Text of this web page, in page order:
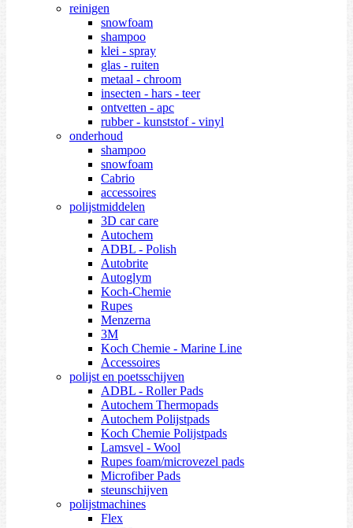
reinigen
snowfoam
shampoo
klei - spray
glas - ruiten
metaal - chroom
insecten - hars - teer
ontvetten - apc
rubber - kunststof - vinyl
onderhoud
shampoo
snowfoam
Cabrio
accessoires
polijstmiddelen
3D car care
Autochem
ADBL - Polish
Autobrite
Autoglym
Koch-Chemie
Rupes
Menzerna
3M
Koch Chemie - Marine Line
Accessoires
polijst en poetsschijven
ADBL - Roller Pads
Autochem Thermopads
Autochem Polijstpads
Koch Chemie Polijstpads
Lamsvel - Wool
Rupes foam/microvezel pads
Microfiber Pads
steunschijven
polijstmachines
Flex